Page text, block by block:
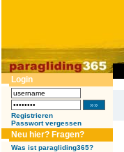
Login
Registrieren
Passwort vergessen
Neu hier? Fragen?
Was ist paragliding365?